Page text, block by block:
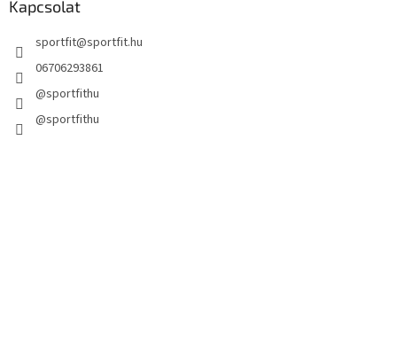
Kapcsolat
sportfit@sportfit.hu
06706293861
@sportfithu
@sportfithu